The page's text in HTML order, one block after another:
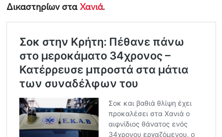
Δικαστηρίων σταΧανιά.